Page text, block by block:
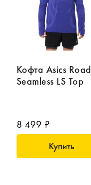
Кофта Asics Road
Seamless LS Top
8 499 ₽
Купить